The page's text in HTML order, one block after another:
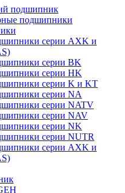
подшипник
подшипники
серии AXK и
серии BK
серии HK
серии K и KT
серии NA
серии NATV
серии NAV
серии NK
серии NUTR
серии AXK и